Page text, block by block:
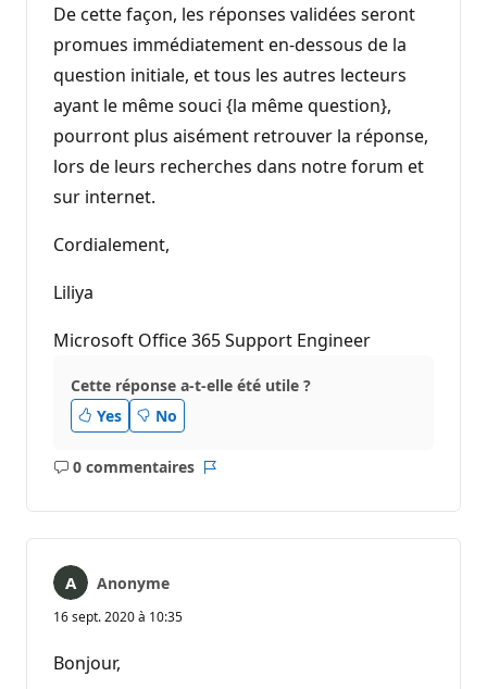
De cette façon, les réponses validées seront
promues immédiatement en-dessous de la
question initiale, et tous les autres lecteurs
ayant le même souci {la même question},
pourront plus aisément retrouver la réponse,
lors de leurs recherches dans notre forum et
sur internet.
Cordialement,
Liliya
Microsoft Office 365 Support Engineer
Cette réponse a-t-elle été utile ?
Yes
No
0 commentaires
Aucun
Anonyme
16 sept. 2020 à 10:35
Bonjour,